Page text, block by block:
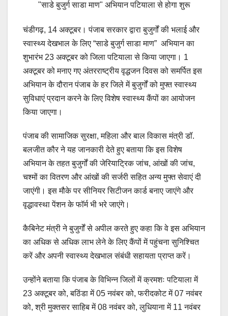
"साडे बुजुर्ग साडा माण" अभियान पटियाला से होगा शुरू
चंडीगढ़, 14 अक्टूबर। पंजाब सरकार द्वारा बुजुर्गों की भलाई और
स्वास्थ्य देखभाल के लिए “साडे बुजुर्ग साडा माण” अभियान का
शुभारंभ 23 अक्टूबर को जिला पटियाला से किया जाएगा। 1
अक्टूबर को मनाए गए अंतरराष्ट्रीय वृद्धजन दिवस को समर्पित इस
अभियान के दौरान पंजाब के हर जिले में बुजुर्गों को मुफ्त स्वास्थ्य
सुविधाएं प्रदान करने के लिए विशेष स्वास्थ्य कैंपों का आयोजन
किया जाएगा।
पंजाब की सामाजिक सुरक्षा, महिला और बाल विकास मंत्री डॉ.
बलजीत कौर ने यह जानकारी देते हुए बताया कि इस विशेष
अभियान के तहत बुजुर्गों की जेरियाट्रिक जांच, आंखों की जांच,
चश्मों का वितरण और आंखों की सर्जरी सहित अन्य मुफ्त सेवाएं दी
जाएंगी। इस मौके पर सीनियर सिटीजन कार्ड बनाए जाएंगे और
वृद्धावस्था पेंशन के फॉर्म भी भरे जाएंगे।
कैबिनेट मंत्री ने बुजुर्गों से अपील करते हुए कहा कि वे इस अभियान
का अधिक से अधिक लाभ लेने के लिए कैंपों में पहुंचना सुनिश्चित
करें और अपनी स्वास्थ्य देखभाल संबंधी सहायता प्राप्त करें।
उन्होंने बताया कि पंजाब के विभिन्न जिलों में क्रमशः पटियाला में
23 अक्टूबर को, बठिंडा में 05 नवंबर को, फरीदकोट में 07 नवंबर
को, श्री मुक्तसर साहिब में 08 नवंबर को, लुधियाना में 11 नवंबर